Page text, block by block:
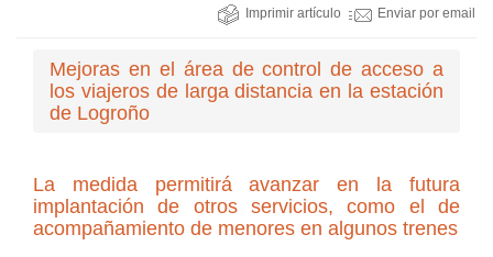
Imprimir artículo Enviar por email
Mejoras en el área de control de acceso a
los viajeros de larga distancia en la estación
de Logroño
La medida permitirá avanzar en la futura
implantación de otros servicios, como el de
acompañamiento de menores en algunos trenes